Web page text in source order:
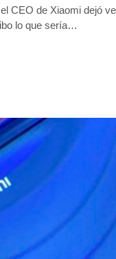
CEO de Xiaomi dejó
lo que sería…